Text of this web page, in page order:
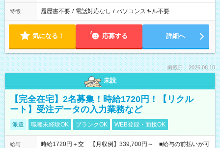
特徴 履歴書不要 / 電話対応なし / パソコンスキル不要
気になる！ 応募する 詳細へ
掲載日：2026.08.10
未読
【完全在宅】2名募集！時給1720円！【リクル
ート】受注データの入力業務など
派遣 職種未経験OK ブランクOK WEB登録・面接OK
給与
時給1720円＋交 【月収例】339,700円～ ■給与の前払いが可